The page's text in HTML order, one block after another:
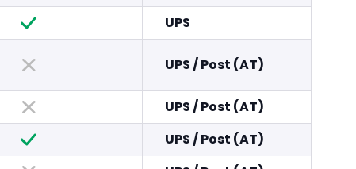
UPS
UPS/Post (AT)
UPS/Post (AT)
UPS/Post (AT)